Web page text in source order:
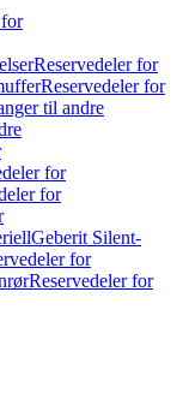
Reservedeler for
Reservedeler for
til andre
for
for
Geberit Silent-
for
Reservedeler for